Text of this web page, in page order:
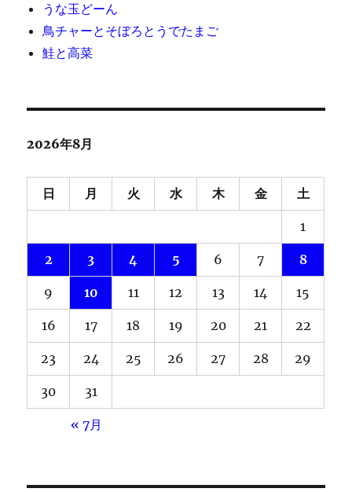
うな玉どーん
鳥チャーとそぼろとうでたまご
鮭と高菜
2026年8月
日 月 火 水 木 金 土
1
2 3 4 5 6 7 8
9 10 11 12 13 14 15
16 17 18 19 20 21 22
23 24 25 26 27 28 29
30 31
« 7月